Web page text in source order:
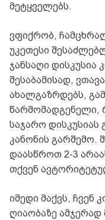
მეტყველებს.
ვფიქრობ,
უკეთესი
ჯანსაღი დისკუსია
შესაბამისად,
ახალგაზრდებს,
წარმომადგენელი,
საჯარო დისკუსიას
კანონის გარშემო.
დაასწროთ 2-3
თქვენ
იმედი მაქვს, ჩვენ
ღიაობაზე ამჯერად